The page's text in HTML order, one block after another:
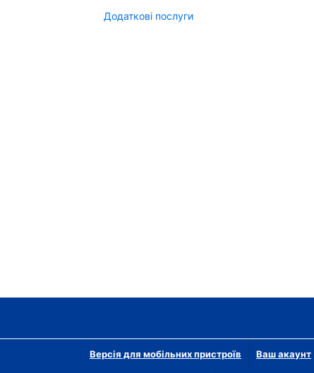
Додаткові послуги
Версія для мобільних пристроїв Ваш акаунт